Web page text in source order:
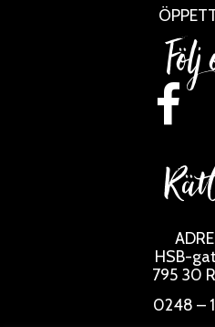
Följ
HSB-
795 30
0248 –